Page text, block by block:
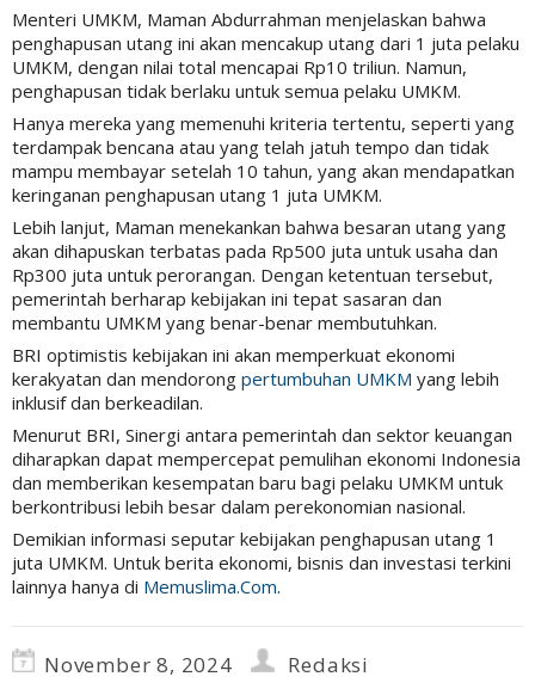
Menteri UMKM, Maman Abdurrahman menjelaskan bahwa
penghapusan utang ini akan mencakup utang dari 1 juta pelaku
UMKM, dengan nilai total mencapai Rp10 triliun. Namun,
penghapusan tidak berlaku untuk semua pelaku UMKM.
Hanya mereka yang memenuhi kriteria tertentu, seperti yang
terdampak bencana atau yang telah jatuh tempo dan tidak
mampu membayar setelah 10 tahun, yang akan mendapatkan
keringanan penghapusan utang 1 juta UMKM.
Lebih lanjut, Maman menekankan bahwa besaran utang yang
akan dihapuskan terbatas pada Rp500 juta untuk usaha dan
Rp300 juta untuk perorangan. Dengan ketentuan tersebut,
pemerintah berharap kebijakan ini tepat sasaran dan
membantu UMKM yang benar-benar membutuhkan.
BRI optimistis kebijakan ini akan memperkuat ekonomi
kerakyatan dan mendorong pertumbuhan UMKM yang lebih
inklusif dan berkeadilan.
Menurut BRI, Sinergi antara pemerintah dan sektor keuangan
diharapkan dapat mempercepat pemulihan ekonomi Indonesia
dan memberikan kesempatan baru bagi pelaku UMKM untuk
berkontribusi lebih besar dalam perekonomian nasional.
Demikian informasi seputar kebijakan penghapusan utang 1
juta UMKM. Untuk berita ekonomi, bisnis dan investasi terkini
lainnya hanya di Memuslima.Com.
November 8, 2024
Redaksi